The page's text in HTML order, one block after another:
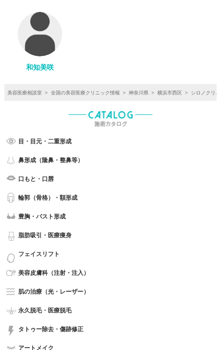
和知美咲
美容医療相談室 > 全国の美容医療クリニック情報 > 神奈川県 > 横浜市西区 > シロノクリ
目・目元・二重形成
鼻形成（隆鼻・整鼻等）
口もと・口唇
輪郭（骨格）・額形成
豊胸・バスト形成
脂肪吸引・医療痩身
フェイスリフト
美容皮膚科（注射・注入）
肌の治療（光・レーザー）
永久脱毛・医療脱毛
タトゥー除去・傷跡修正
アートメイク